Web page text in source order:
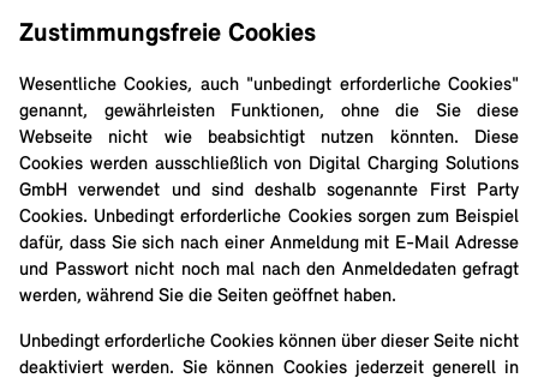
Zustimmungsfreie Cookies
Wesentliche Cookies, auch "unbedingt erforderliche Cookies"
genannt, gewährleisten Funktionen, ohne die Sie diese
Webseite nicht wie beabsichtigt nutzen könnten. Diese
Cookies werden ausschließlich von Digital Charging Solutions
GmbH verwendet und sind deshalb sogenannte First Party
Cookies. Unbedingt erforderliche Cookies sorgen zum Beispiel
dafür, dass Sie sich nach einer Anmeldung mit E-Mail Adresse
und Passwort nicht noch mal nach den Anmeldedaten gefragt
werden, während Sie die Seiten geöffnet haben.
Unbedingt erforderliche Cookies können über dieser Seite nicht
deaktiviert werden. Sie können Cookies jederzeit generell in